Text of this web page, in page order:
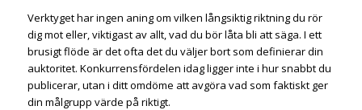
Verktyget har ingen aning om vilken långsiktig riktning du rör
dig mot eller, viktigast av allt, vad du bör låta bli att säga. I ett
brusigt flöde är det ofta det du väljer bort som definierar din
auktoritet. Konkurrensfördelen idag ligger inte i hur snabbt du
publicerar, utan i ditt omdöme att avgöra vad som faktiskt ger
din målgrupp värde på riktigt.